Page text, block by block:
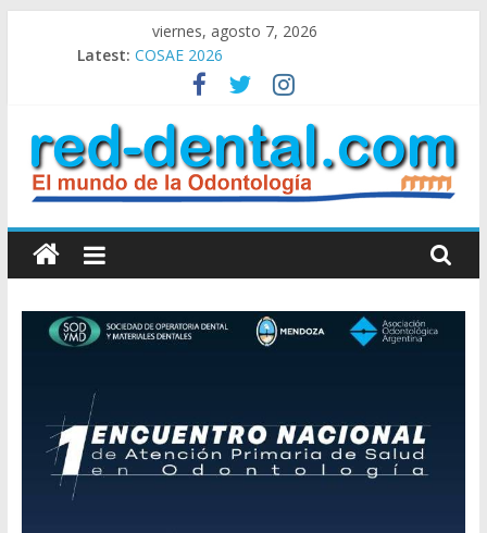
viernes, agosto 7, 2026
Latest: COSAE 2026
Clasificados Ofrecidos
Congreso de Invierno SAO 2026
Clasificados Pedidos
Clasificados: Alquiler – Compra – Venta
RED
DENTAL
Red
Mundo
Odontología